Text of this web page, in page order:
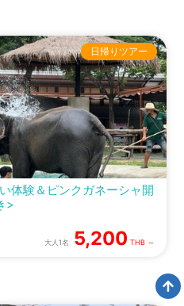
体験＆ピンクガネーシャ開
>
日帰りツアー
大人1名 5,200 THB ～